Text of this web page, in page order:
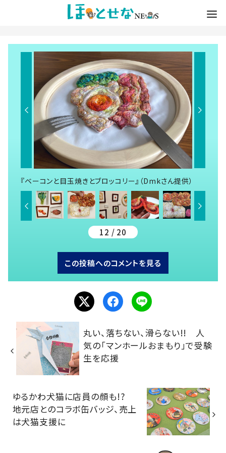
『ベーコンと目玉焼きとブロッコリー』（Dmkさん提供）
12 / 20
この投稿へのコメントを見る
丸い、落ちない、滑らない!! 人
気の「マンホールおまもり」で受験
生を応援
ゆるかわ犬猫に店員の顔も!?
地元店とのコラボ缶バッジ、売上
は犬猫支援に